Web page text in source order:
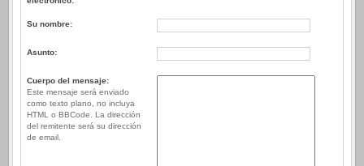
Su nombre:
Asunto:
Cuerpo del mensaje:
Este mensaje será enviado
como texto plano, no incluya
HTML o BBCode. La dirección
del remitente será su dirección
de email.